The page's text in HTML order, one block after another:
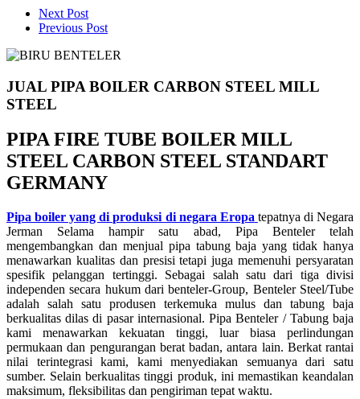
Next Post
Previous Post
JUAL PIPA BOILER CARBON STEEL MILL
STEEL
PIPA FIRE TUBE BOILER MILL
STEEL CARBON STEEL STANDART
GERMANY
Pipa boiler yang di produksi di negara Eropa tepatnya di Negara
Jerman Selama hampir satu abad, Pipa Benteler telah
mengembangkan dan menjual pipa tabung baja yang tidak hanya
menawarkan kualitas dan presisi tetapi juga memenuhi persyaratan
spesifik pelanggan tertinggi. Sebagai salah satu dari tiga divisi
independen secara hukum dari benteler-Group, Benteler Steel/Tube
adalah salah satu produsen terkemuka mulus dan tabung baja
berkualitas dilas di pasar internasional. Pipa Benteler / Tabung baja
kami menawarkan kekuatan tinggi, luar biasa perlindungan
permukaan dan pengurangan berat badan, antara lain. Berkat rantai
nilai terintegrasi kami, kami menyediakan semuanya dari satu
sumber. Selain berkualitas tinggi produk, ini memastikan keandalan
maksimum, fleksibilitas dan pengiriman tepat waktu.